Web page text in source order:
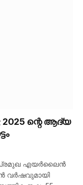
ന്റെ ആദ്യ
പ്രമുഖ എയർലൈൻ
വർഷവുമായി